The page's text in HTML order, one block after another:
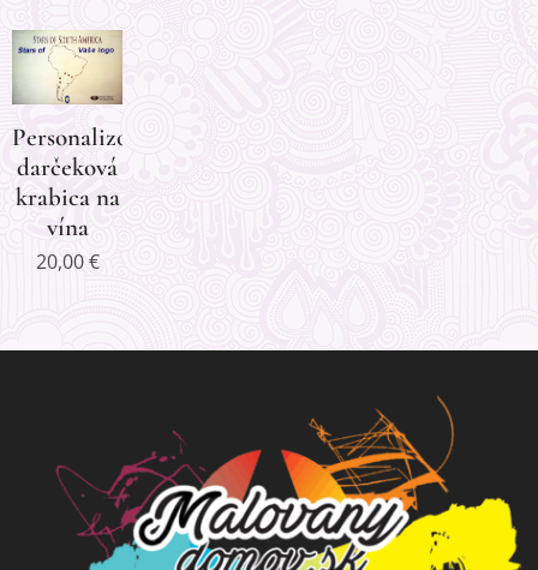
Personalizovaná
darčeková
krabica na
vína
20,00€